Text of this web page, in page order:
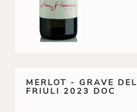
MERLOT - GRAVE DEL
FRIULI 2023 DOC